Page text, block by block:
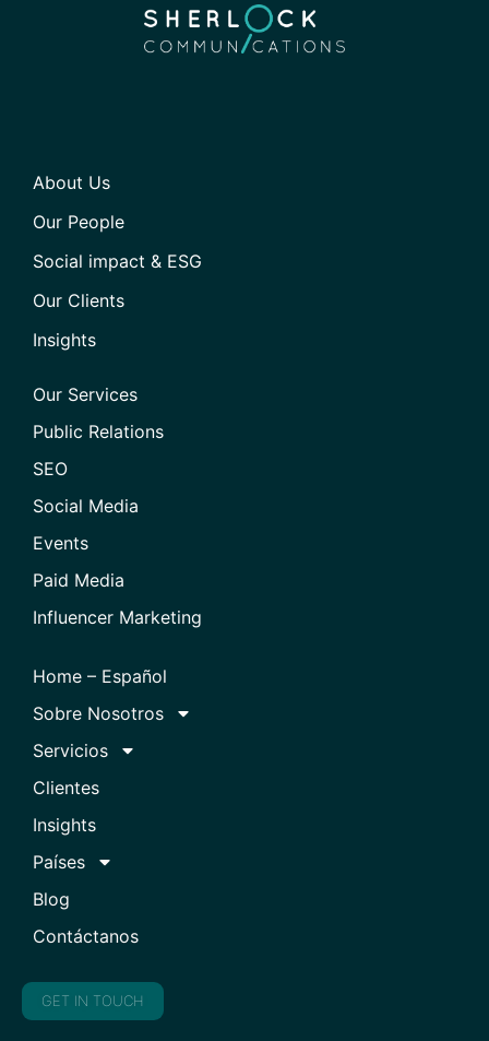
About Us
Our People
Social impact & ESG
Our Clients
Insights
Our Services
Public Relations
SEO
Social Media
Events
Paid Media
Influencer Marketing
Home – Español
Sobre Nosotros
Servicios
Clientes
Insights
Países
Blog
Contáctanos
GET IN TOUCH